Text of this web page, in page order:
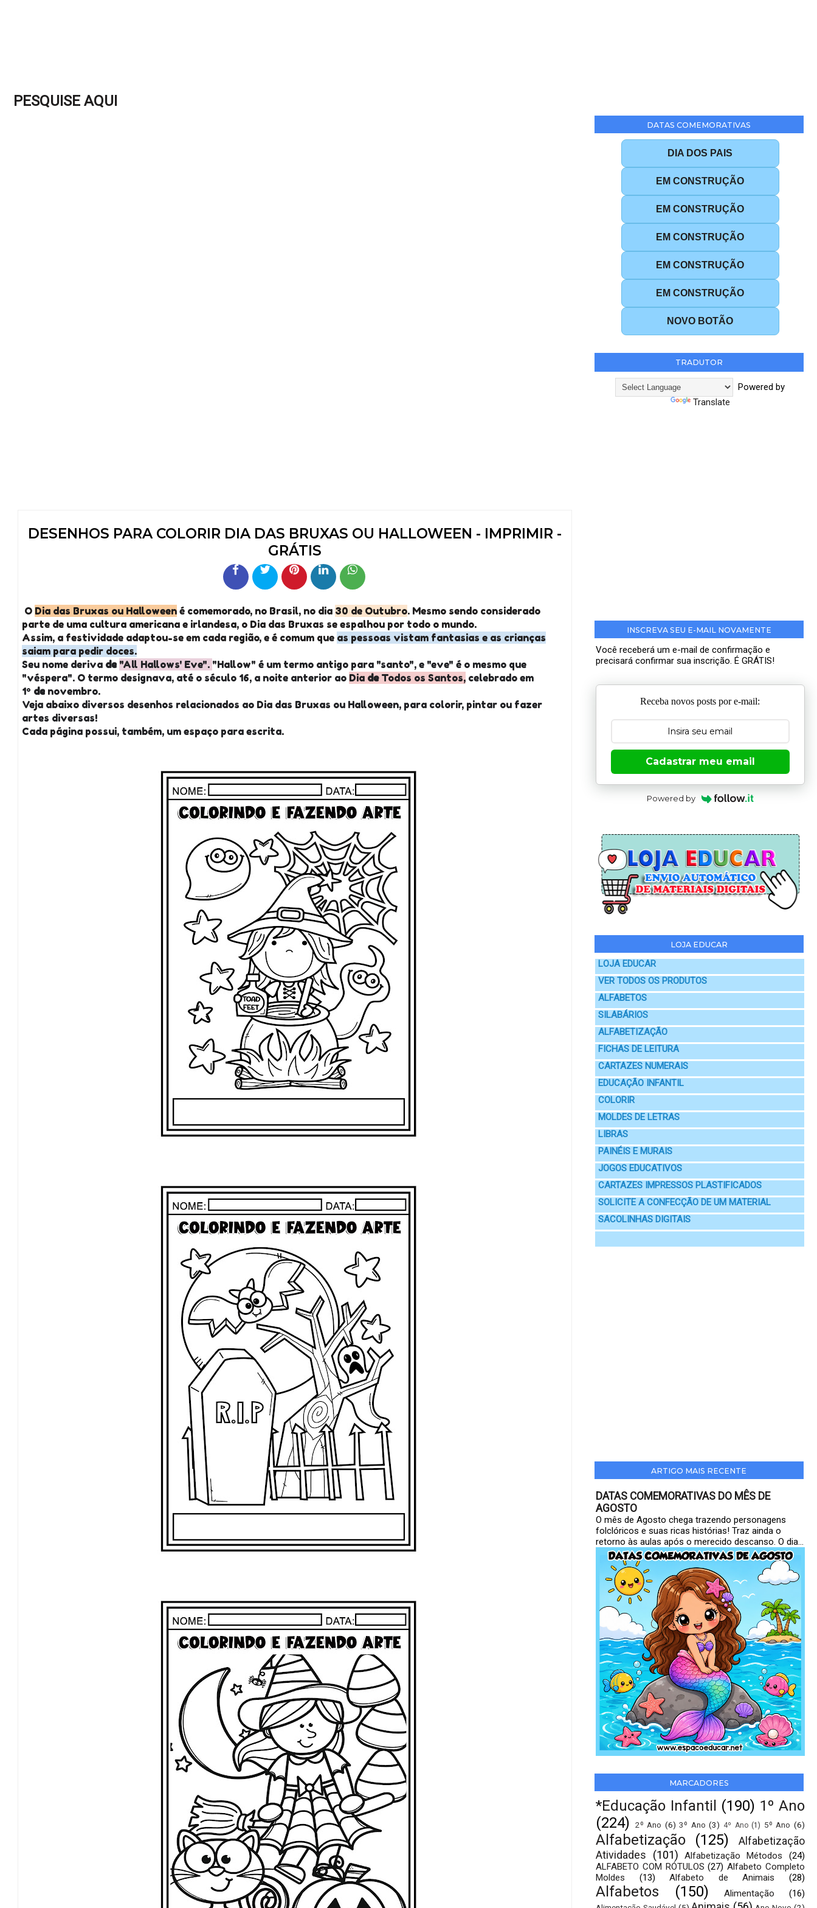
PESQUISE AQUI
DESENHOS PARA COLORIR DIA DAS BRUXAS OU HALLOWEEN - IMPRIMIR -
GRÁTIS
O Dia das Bruxas ou Halloween é comemorado, no Brasil, no dia 30 de Outubro. Mesmo sendo considerado
parte de uma cultura americana e irlandesa, o Dia das Bruxas se espalhou por todo o mundo.
Assim, a festividade adaptou-se em cada região, e é comum que as pessoas vistam fantasias e as crianças
saiam para pedir doces.
Seu nome deriva de "All Hallows' Eve". "Hallow" é um termo antigo para "santo", e "eve" é o mesmo que
"véspera". O termo designava, até o século 16, a noite anterior ao Dia deTodos os Santos, celebrado em
1º de novembro.
Veja abaixo diversos desenhos relacionados ao Dia das Bruxas ou Halloween, para colorir, pintar ou fazer
artes diversas!
Cada página possui, também, um espaço para escrita.
DATAS COMEMORATIVAS
DIA DOS PAIS
EM CONSTRUÇÃO
EM CONSTRUÇÃO
EM CONSTRUÇÃO
EM CONSTRUÇÃO
EM CONSTRUÇÃO
NOVO BOTÃO
TRADUTOR
Powered by
Translate
INSCREVA SEU E-MAIL NOVAMENTE
Você receberá um e-mail de confirmação e
precisará confirmar sua inscrição. É GRÁTIS!
Receba novos posts por e-mail:
Cadastrar meu email
Powered by
LOJA EDUCAR
LOJA EDUCAR
VER TODOS OS PRODUTOS
ALFABETOS
SILABÁRIOS
ALFABETIZAÇÃO
FICHAS DE LEITURA
CARTAZES NUMERAIS
EDUCAÇÃO INFANTIL
COLORIR
MOLDES DE LETRAS
LIBRAS
PAINÉIS E MURAIS
JOGOS EDUCATIVOS
CARTAZES IMPRESSOS PLASTIFICADOS
SOLICITE A CONFECÇÃO DE UM MATERIAL
SACOLINHAS DIGITAIS
ARTIGO MAIS RECENTE
DATAS COMEMORATIVAS DO MÊS DE
AGOSTO
O mês de Agosto chega trazendo personagens
folclóricos e suas ricas histórias! Traz ainda o
retorno às aulas após o merecido descanso. O dia...
MARCADORES
*Educação Infantil (190) 1º Ano
(224)
2º Ano (6) 3º Ano (3) 4º Ano (1) 5º Ano (6)
Alfabetização (125)
Alfabetização
Atividades
(101) Alfabetização Métodos
(24)
ALFABETO COM RÓTULOS (27) Alfabeto Completo
Moldes
(13) Alfabeto de Animais (28)
Alfabetos (150) Alimentação (16)